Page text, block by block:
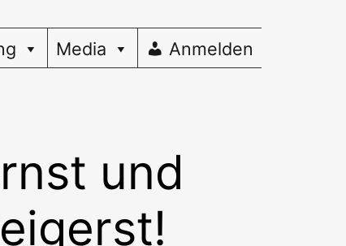
Media Anmelden
und